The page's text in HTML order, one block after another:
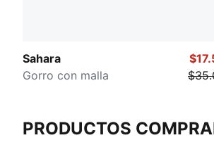
Sahara
Gorro con malla
PRODUCTOS